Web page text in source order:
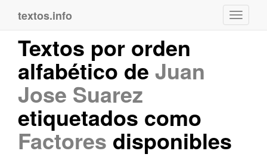
textos.info
Textos por orden
alfabético de Juan
Jose Suarez
etiquetados como
Factores disponibles